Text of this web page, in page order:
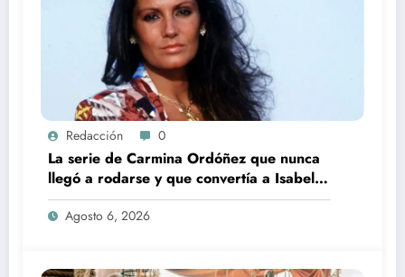
Redacción 0
La serie de Carmina Ordóñez que nunca
llegó a rodarse y que convertía a Isabel
Pantoja en la gran antagonista
Agosto 6, 2026